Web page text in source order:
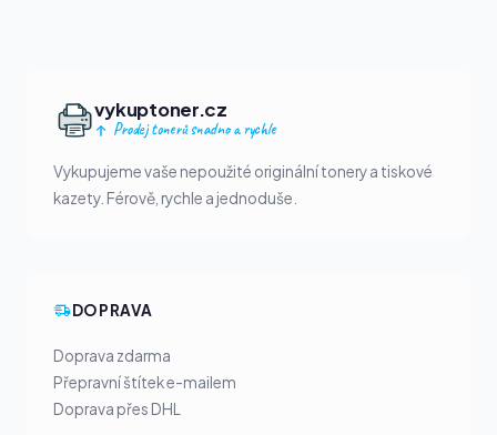
vykuptoner.cz
Prodej tonerů snadno a rychle
Vykupujeme vaše nepoužité originální tonery a tiskové
kazety. Férově, rychle a jednoduše.
DOPRAVA
Doprava zdarma
Přepravní štítek e-mailem
Doprava přes DHL